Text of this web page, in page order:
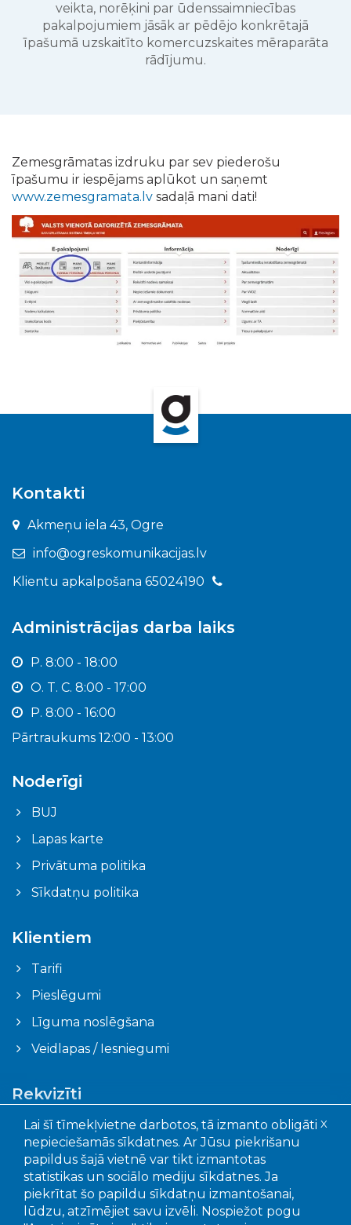
veikta, norēķini par ūdenssaimniecības
pakalpojumiem jāsāk ar pēdējo konkrētajā
īpašumā uzskaitīto komercuzskaites mēraparāta
rādījumu.
Zemesgrāmatas izdruku par sev piederošu
īpašumu ir iespējams aplūkot un saņemt
www.zemesgramata.lv sadaļā mani dati!
Kontakti
Akmeņu iela 43, Ogre
info@ogreskomunikacijas.lv
Klientu apkalpošana 65024190
Administrācijas darba laiks
P. 8:00 - 18:00
O. T. C. 8:00 - 17:00
P. 8:00 - 16:00
Pārtraukums 12:00 - 13:00
Noderīgi
BUJ
Lapas karte
Privātuma politika
Sīkdatņu politika
Klientiem
Tarifi
Pieslēgumi
Līguma noslēgšana
Veidlapas / Iesniegumi
Rekvizīti
Ogres novada pašvaldības aģentūra "Ogres
komunikācijas"
Faktiskā adrese: Akmeņu iela 43, Ogre, LV – 5001
Juridiskā adrese: Mālkalnes pr. 3, Ogre, LV- 5001
Reģistrācijas Nr.: 90010402651
X
Lai šī tīmekļvietne darbotos, tā izmanto obligāti
nepieciešamās sīkdatnes. Ar Jūsu piekrišanu
papildus šajā vietnē var tikt izmantotas
statistikas un sociālo mediju sīkdatnes. Ja
piekrītat šo papildu sīkdatņu izmantošanai,
lūdzu, atzīmējiet savu izvēli. Nospiežot pogu